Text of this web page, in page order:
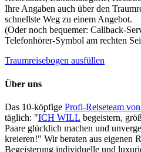
Ihre Angaben auch über den
schnellste Weg zu einem Angebot.
(Oder noch bequemer: Callback-
Telefonhörer-Symbol am rechten
Traumreisebogen ausfüllen
Über uns
Das 10-köpfige Profi-Reiseteam
täglich: "ICH WILL begeistern,
Paare glücklich machen und
kreieren!" Wir beraten aus eigenen
Begeisterung individuelle und